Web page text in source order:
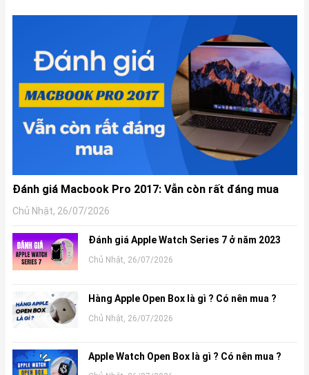
Đánh giá Macbook Pro 2017: Vẫn còn rất đáng mua
Chủ Nhật, 26/07/2026
Đánh giá Apple Watch Series 7 ở năm 2023
Chủ Nhật, 26/07/2026
Hàng Apple Open Box là gì ? Có nên mua ?
Chủ Nhật, 26/07/2026
Apple Watch Open Box là gì ? Có nên mua ?